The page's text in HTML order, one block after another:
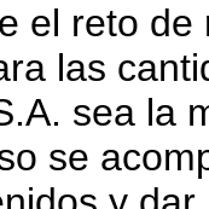
el reto
las
sea la
se